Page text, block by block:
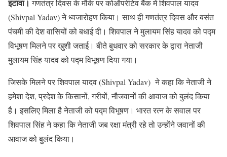
इटावा। गणतंत्र दिवस के मौके पर कोऑपरेटिव बैंक में शिवपाल यादव
(Shivpal Yadav) ने ध्वजारोहण किया। साथ ही गणतंत्र दिवस और बसंत
पंचमी की देश वासियों को बधाई दी। शिवपाल ने मुलायम सिंह यादव को पद्म
विभूषण मिलने पर खुशी जताई। बीते बुधवार को सरकार के द्वारा नेताजी
मुलायम सिंह यादव को पद्म विभूषण दिया गया।
जिसके मिलने पर शिवपाल यादव (Shivpal Yadav) ने कहा कि नेताजी ने
हमेशा देश, प्रदेश के किसानों, गरीबों, नौजवानों की आवाज को बुलंद किया
है। इसलिए मिला है नेताजी को पद्म विभूषण। भारत रत्न के सवाल पर
शिवपाल सिंह ने कहा कि नेताजी जब रक्षा मंत्री रहे तो उन्होंने जवानों की
आवाज को बुलंद किया।